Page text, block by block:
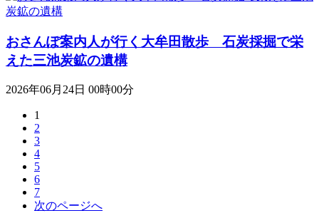
おさんぽ案内人が行く大牟田散歩 石炭採掘で栄
えた三池炭鉱の遺構
2026年06月24日 00時00分
1
2
3
4
5
6
7
次のページへ